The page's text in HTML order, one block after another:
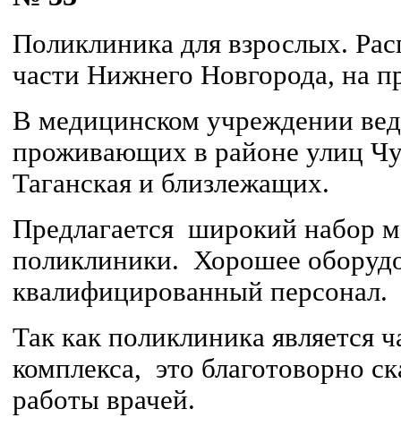
Поликлиника для взрослых.
части Нижнего Новгорода, на
В медицинском учреждении
проживающих в районе улиц
Таганская и близлежащих.
Предлагается широкий набор
поликлиники. Хорошее
квалифицированный персонал.
Так как поликлиника является
комплекса, это благотоворно
работы врачей.